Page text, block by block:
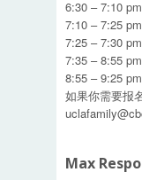
6:30 – 7:10
7:10 – 7:25
7:25 – 7:30
7:35 – 8:55
8:55 – 9:25
如果你需要报
Max